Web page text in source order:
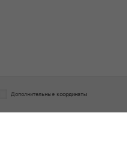
Дополнительные координаты